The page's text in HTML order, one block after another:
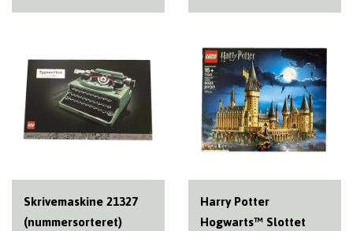
Skrivemaskine 21327
(nummersorteret)
Harry Potter
Hogwarts™ Slottet